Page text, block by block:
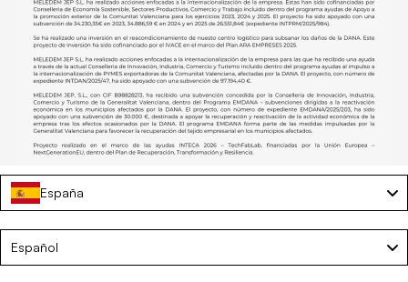
Toalla de playa de microfibra con imanes – CABO
€20,00 €25,00
España
Español